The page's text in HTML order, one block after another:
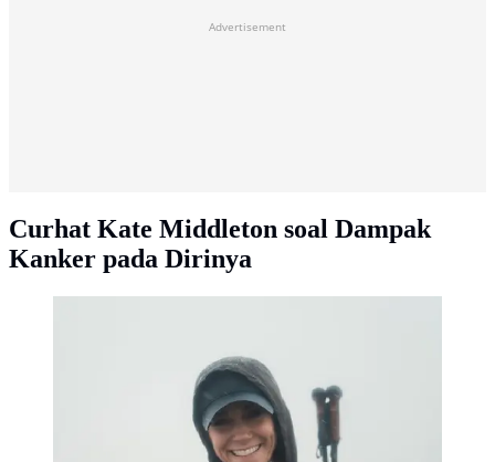
Advertisement
Curhat Kate Middleton soal Dampak
Kanker pada Dirinya